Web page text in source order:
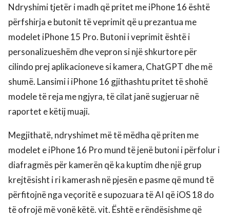
Ndryshimi tjetër i madh që pritet me iPhone 16 është
përfshirja e butonit të veprimit që u prezantua me
modelet iPhone 15 Pro. Butoni i veprimit është i
personalizueshëm dhe vepron si një shkurtore për
cilindo prej aplikacioneve si kamera, ChatGPT dhe më
shumë. Lansimi i iPhone 16 gjithashtu pritet të shohë
modele të reja me ngjyra, të cilat janë sugjeruar në
raportet e këtij muaji.
Megjithatë, ndryshimet më të mëdha që priten me
modelet e iPhone 16 Pro mund të jenë butoni i përfolur i
diafragmës për kamerën që ka kuptim dhe një grup
krejtësisht i ri kamerash në pjesën e pasme që mund të
përfitojnë nga veçoritë e supozuara të AI që iOS 18 do
të ofrojë më vonë këtë. vit. Është e rëndësishme që